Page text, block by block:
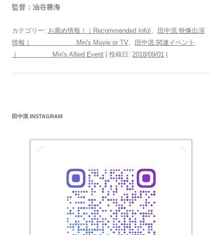
監督：油谷勝海
カテゴリー: お薦め情報！｜Recommended Info!
田中泯 映像出演
情報｜ Min's Movie or TV
田中泯 関連イベント
｜ Min's Allied Event | 投稿日: 2018/09/01 |
田中泯 INSTAGRAM